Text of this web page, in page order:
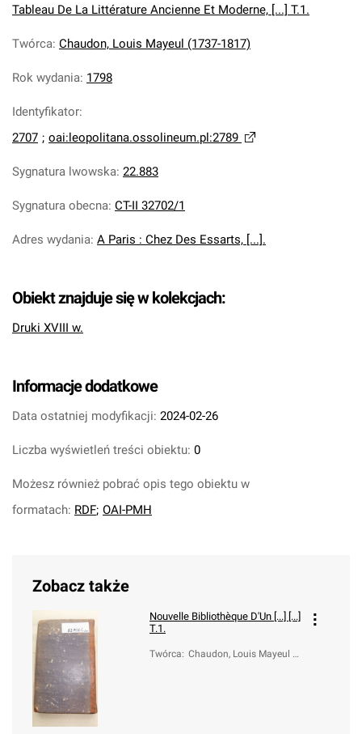
Tableau De La Littérature Ancienne Et Moderne, [...] T.1.
Twórca: Chaudon, Louis Mayeul (1737-1817)
Rok wydania: 1798
Identyfikator:
2707 ; oai:leopolitana.ossolineum.pl:2789
Sygnatura lwowska: 22.883
Sygnatura obecna: CT-II 32702/1
Adres wydania: A Paris : Chez Des Essarts, [...].
Obiekt znajduje się w kolekcjach:
Druki XVIII w.
Informacje dodatkowe
Data ostatniej modyfikacji: 2024-02-26
Liczba wyświetleń treści obiektu: 0
Możesz również pobrać opis tego obiektu w
formatach: RDF; OAI-PMH
Zobacz także
Nouvelle Bibliothèque D'Un [...] [...]
T.1.
Twórca: Chaudon, Louis Mayeul (1